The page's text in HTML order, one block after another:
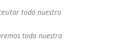
todo nuestro
toda nuestra